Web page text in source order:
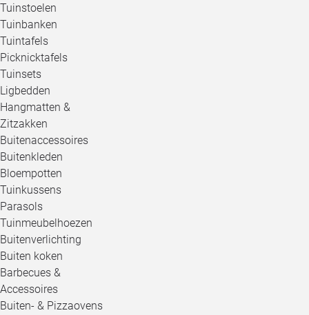
Tuinstoelen
Tuinbanken
Tuintafels
Picknicktafels
Tuinsets
Ligbedden
Hangmatten &
Zitzakken
Buitenaccessoires
Buitenkleden
Bloempotten
Tuinkussens
Parasols
Tuinmeubelhoezen
Buitenverlichting
Buiten koken
Barbecues &
Accessoires
Buiten- & Pizzaovens